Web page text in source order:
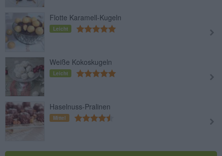
Flotte Karamell-Kugeln
Leicht
Weiße Kokoskugeln
Leicht
Haselnuss-Pralinen
Mittel